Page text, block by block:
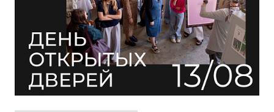
События
События
Истории успеха
Истории успеха
Работы студентов
Работы студентов
info@britishdesign.ru
info@britishdesign.ru
Адрес на карте
Адрес на карте